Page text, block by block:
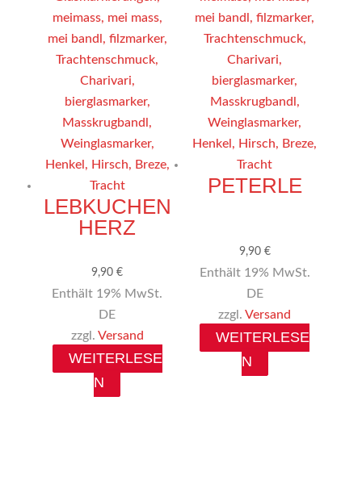
LEBKUCHEN
HERZ
9,90€
Enthält 19% MwSt.
DE
zzgl. Versand
WEITERLESE
N
PETERLE
9,90 €
Enthält 19% MwSt.
DE
zzgl.Versand
WEITERLESE
N